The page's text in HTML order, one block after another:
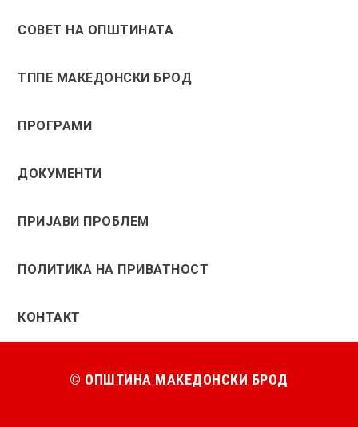
СОВЕТ НА ОПШТИНАТА
ТППЕ МАКЕДОНСКИ БРОД
ПРОГРАМИ
ДОКУМЕНТИ
ПРИЈАВИ ПРОБЛЕМ
ПОЛИТИКА НА ПРИВАТНОСТ
КОНТАКТ
© ОПШТИНА МАКЕДОНСКИ БРОД